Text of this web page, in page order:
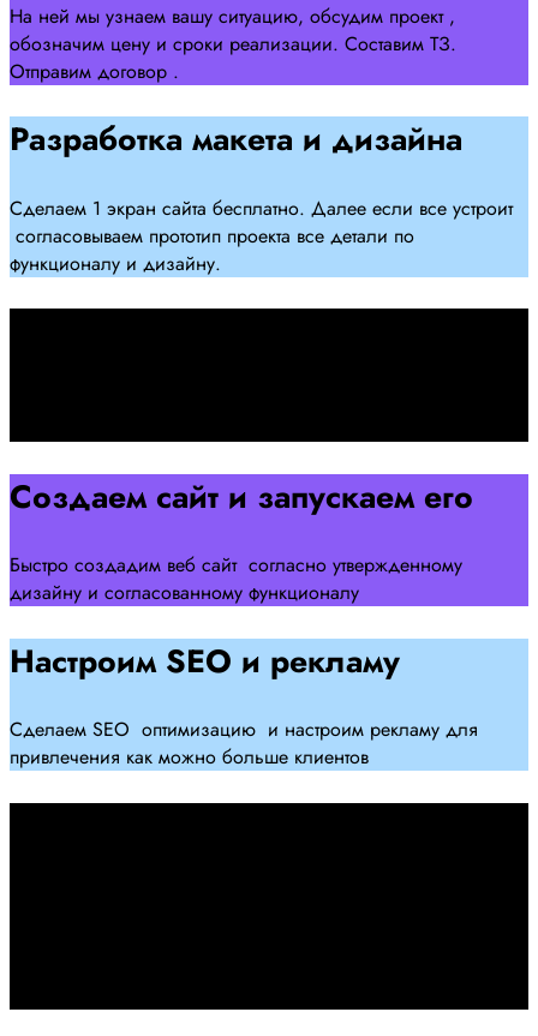
На ней мы узнаем вашу ситуацию, обсудим проект ,
обозначим цену и сроки реализации. Составим ТЗ.
Отправим договор .
Разработка макета и дизайна
Сделаем 1 экран сайта бесплатно. Далее если все устроит
согласовываем прототип проекта все детали по
функционалу и дизайну.
Создаем сайт и запускаем его
Быстро создадим веб сайт согласно утвержденному
дизайну и согласованному функционалу
Настроим SEO и рекламу
Сделаем SEO оптимизацию и настроим рекламу для
привлечения как можно больше клиентов